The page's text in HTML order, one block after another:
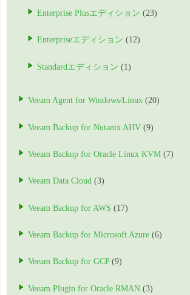
Enterprise Plusエディション (23)
Enterpriseエディション (12)
Standardエディション (1)
Veeam Agent for Windows/Linux (20)
Veeam Backup for Nutanix AHV (9)
Veeam Backup for Oracle Linux KVM (7)
Veeam Data Cloud (3)
Veeam Backup for AWS (17)
Veeam Backup for Microsoft Azure (6)
Veeam Backup for GCP(9)
Veeam Plugin for Oracle RMAN (3)